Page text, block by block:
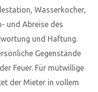
Wasserkocher,
und Abreise des
und Haftung.
Gegenstände
Feuer. Für mutwillige
der Mieter in vollem